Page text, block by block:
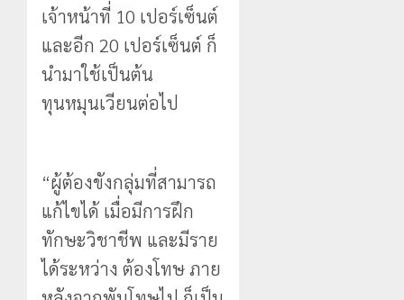
เจ้าหน้าที่ 10 เปอร์เซ็นต์
และอีก 20 เปอร์เซ็นต์ ก็
นำมาใช้เป็นต้น
ทุนหมุนเวียนต่อไป
“ผู้ต้องขังกลุ่มที่สามารถ
แก้ไขได้ เมื่อมีการฝึก
ทักษะวิชาชีพ และมีราย
ได้ระหว่าง ต้องโทษ ภาย